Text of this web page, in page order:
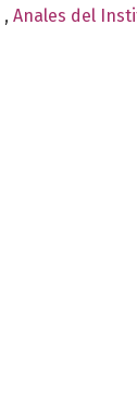
, Anales del